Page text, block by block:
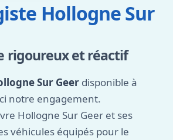
Hollogne Sur
rigoureux et réactif
Sur Geer disponible à
notre engagement.
Hollogne Sur Geer et ses
véhicules équipés pour le